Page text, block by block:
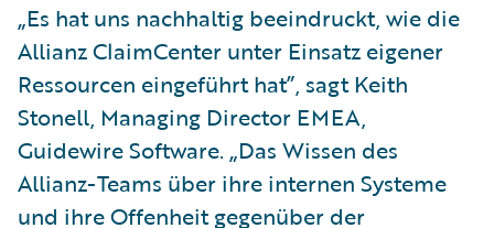
„Es hat uns nachhaltig beeindruckt, wie die
Allianz ClaimCenter unter Einsatz eigener
Ressourcen eingeführt hat”, sagt Keith
Stonell, Managing Director EMEA,
Guidewire Software. „Das Wissen des
Allianz-Teams über ihre internen Systeme
und ihre Offenheit gegenüber der